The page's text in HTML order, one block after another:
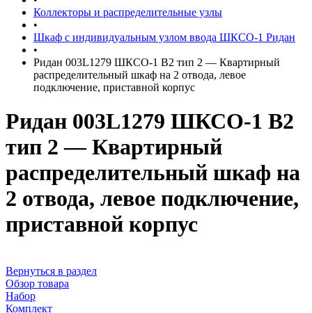
Коллекторы и распределительные узлы
•
Шкаф с индивидуальным узлом ввода ШКСО-1 Ридан
•
Ридан 003L1279 ШКСО-1 В2 тип 2 — Квартирный
распределительный шкаф на 2 отвода, левое
подключение, приставной корпус
Ридан 003L1279 ШКСО-1 В2
тип 2 — Квартирный
распределительный шкаф на
2 отвода, левое подключение,
приставной корпус
Вернуться в раздел
Обзор товара
Набор
Комплект